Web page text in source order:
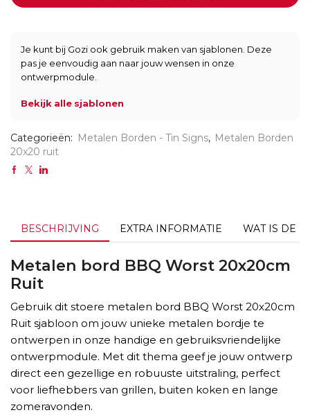
20x20cm
Ruit
aantal
Je kunt bij Gozi ook gebruik maken van sjablonen. Deze
pas je eenvoudig aan naar jouw wensen in onze
ontwerpmodule.
Bekijk alle sjablonen
Categorieën: Metalen Borden - Tin Signs, Metalen Borden
20x20 ruit
BESCHRIJVING EXTRA INFORMATIE WAT IS DE
Metalen bord BBQ Worst 20x20cm
Ruit
Gebruik dit stoere metalen bord BBQ Worst 20x20cm
Ruit sjabloon om jouw unieke metalen bordje te
ontwerpen in onze handige en gebruiksvriendelijke
ontwerpmodule. Met dit thema geef je jouw ontwerp
direct een gezellige en robuuste uitstraling, perfect
voor liefhebbers van grillen, buiten koken en lange
zomeravonden.